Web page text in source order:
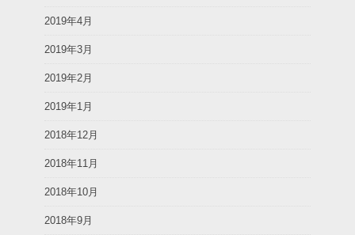
2019年4月
2019年3月
2019年2月
2019年1月
2018年12月
2018年11月
2018年10月
2018年9月